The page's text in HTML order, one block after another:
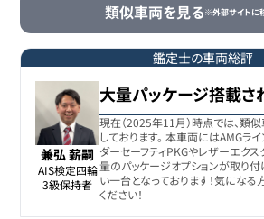
類似車両を見る※外部サイトに
鑑定士の車両総評
兼弘 薪嗣
AIS検定四輪
3級保持者
大量パッケージ搭載さ
現在（2025年11月）時点では、類
しております。 本車両にはAMGラ
ダーセーフティPKGやレザーエク
量のパッケージオプションが取り
い一台となっております！気にな
ください！